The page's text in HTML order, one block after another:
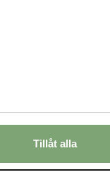
Tillåt alla
TEL.08-592 512 13
INFO@SIGTUNASPORT.SE
Besök oss: